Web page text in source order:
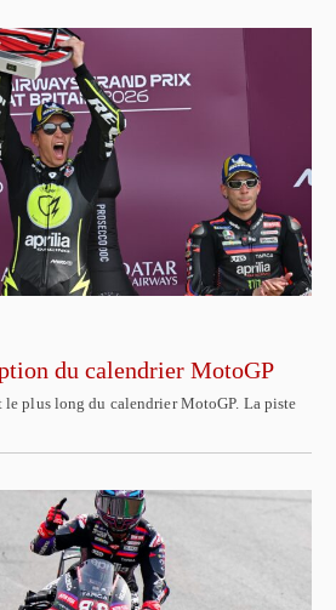
du calendrier MotoGP
plus long du calendrier MotoGP. La piste